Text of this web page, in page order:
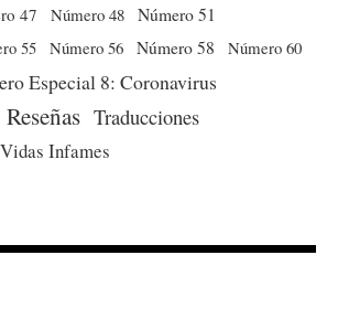
47 Número 48 Número 51
55 Número 56 Número 58
Número 60
Especial 8: Coronavirus
Reseñas Traducciones
Vidas Infames